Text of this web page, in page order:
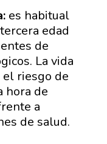
es habitual
edad
de
La vida
riesgo de
hora de
a
de salud.